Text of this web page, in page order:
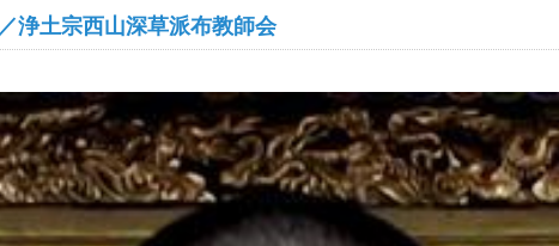
浄土宗西山深草派布教師会